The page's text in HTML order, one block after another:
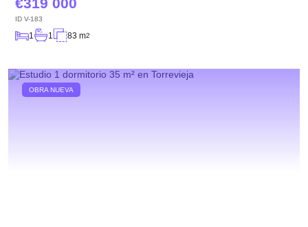
ID V-183
1 1 83 m2
OBRA NUEVA